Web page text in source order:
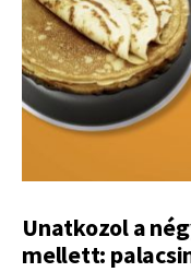
Unatkozol a
mellett: